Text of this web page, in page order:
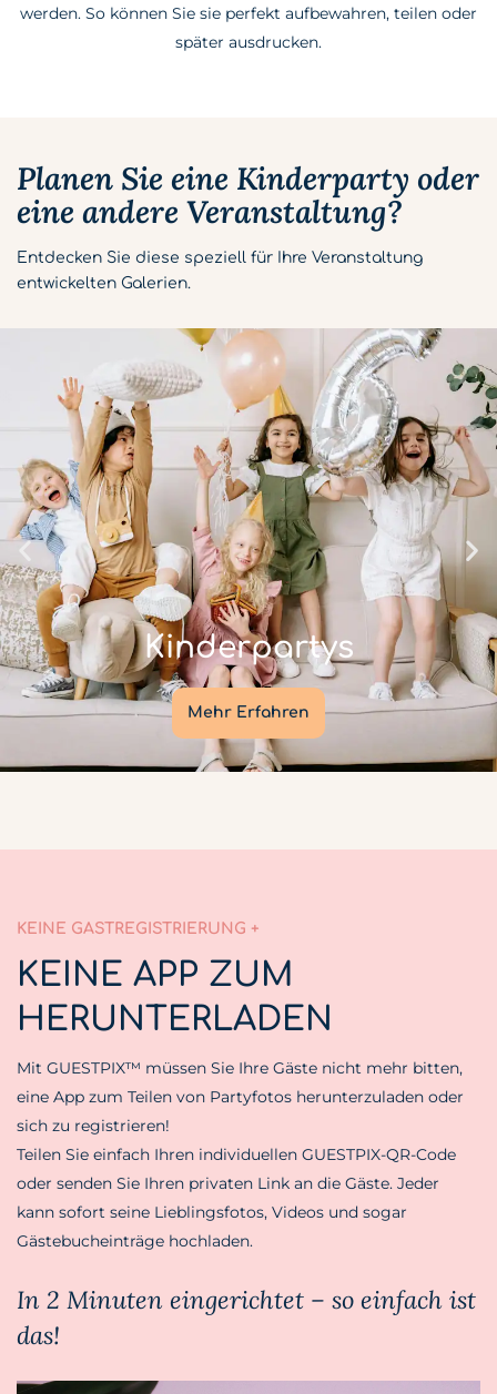
werden. So können Sie sie perfekt aufbewahren, teilen oder
später ausdrucken.
Planen Sie eine Kinderparty oder
eine andere Veranstaltung?
Entdecken Sie diese speziell für Ihre Veranstaltung
entwickelten Galerien.
Kinderpartys
Mehr Erfahren
KEINE GASTREGISTRIERUNG +
KEINE APP ZUM
HERUNTERLADEN
Mit GUESTPIX™ müssen Sie Ihre Gäste nicht mehr bitten,
eine App zum Teilen von Partyfotos herunterzuladen oder
sich zu registrieren!
Teilen Sie einfach Ihren individuellen GUESTPIX-QR-Code
oder senden Sie Ihren privaten Link an die Gäste. Jeder
kann sofort seine Lieblingsfotos, Videos und sogar
Gästebucheinträge hochladen.
In 2 Minuten eingerichtet – so einfach ist
das!